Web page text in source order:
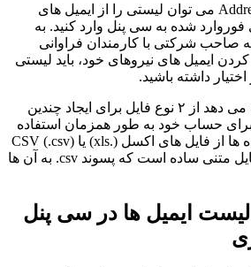
با استفاده از Address Importer می توان لیستی را از ایمیل های
فوروارد شده به سی پنل وارد کنید. به
صاحب شرکتی با کارمندان فراوانی
ایمیل های نیروهای خود، باید لیستی
داشته باشید.
این ویژگی به شما امکان می دهد از ۲ نوع فایل برای ایجاد چندین
برای حساب خود به طور همزمان استفاده
کنید. برای وارد کردن داده ها از فایل های اکسل (.xls) یا (CSV (.csv
استفاده کنید. CSV یک فایل متنی ساده است که پسوند csv. به آن ها
ایمیل ها در سی پنل